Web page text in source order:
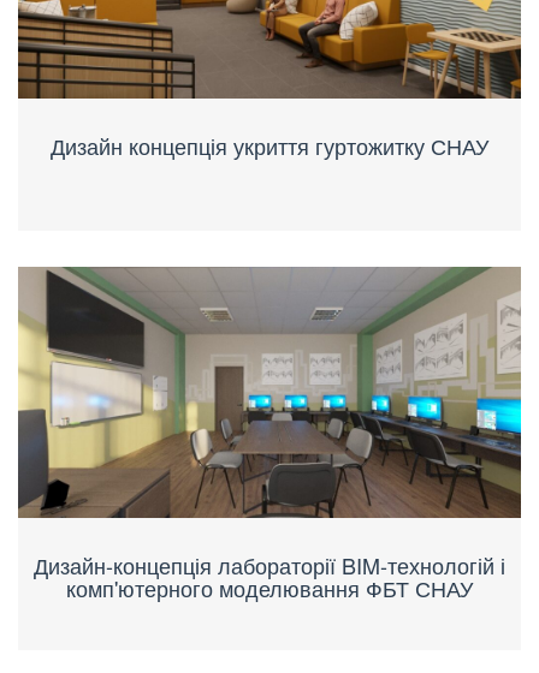
Дизайн концепція укриття гуртожитку СНАУ
Дизайн-концепція лабораторії BIM-технологій і
комп'ютерного моделювання ФБТ СНАУ